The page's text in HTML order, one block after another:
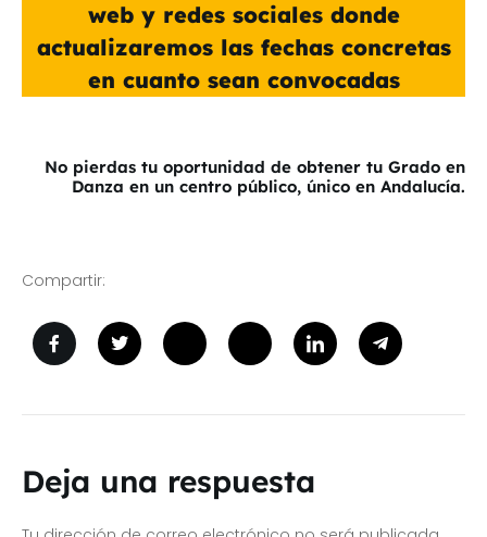
web y redes sociales donde
actualizaremos las fechas concretas
en cuanto sean convocadas
No pierdas tu oportunidad de obtener tu Grado en
Danza en un centro público, único en Andalucía.
Compartir:
Deja una respuesta